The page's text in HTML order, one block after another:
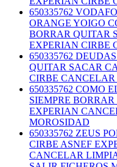
650335762
ORANGE YOIGO
BORRAR QUITAR
EXPERIAN CIRBE
650335762
QUITAR SACAR
CIRBE
650335762 COMO
SIEMPRE
EXPERIAN
MOROSIDAD
650335762 ZEUS
CIRBE ASNEF
CANCELAR